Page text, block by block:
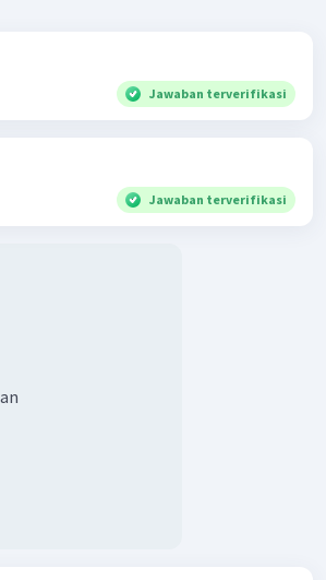
Jawaban terverifikasi
Jawaban terverifikasi